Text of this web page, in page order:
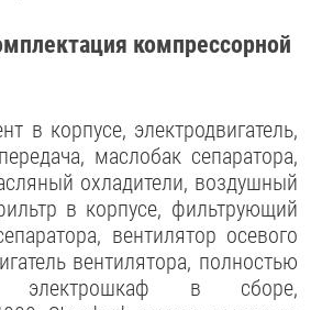
компрессорной
в корпусе, электродвигатель,
маслобак сепаратора,
охладители, воздушный
в корпусе, фильтрующий
вентилятор осевого
вентилятора, полностью
электрошкаф в сборе,